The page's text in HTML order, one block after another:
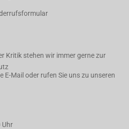
Kritik stehen wir immer gerne zur
E-Mail oder rufen Sie uns zu unseren
Uhr